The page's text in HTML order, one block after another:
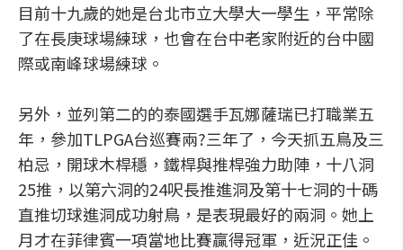
目前十九歲的她是台北市立大學大一學生，平常除
了在長庚球場練球，也會在台中老家附近的台中國
際或南峰球場練球。
另外，並列第二的的泰國選手瓦娜薩瑞已打職業五
年，參加TLPGA台巡賽兩?三年了，今天抓五鳥及三
柏忌，開球木桿穩，鐵桿與推桿強力助陣，十八洞
25推，以第六洞的24呎長推進洞及第十七洞的十碼
直推切球進洞成功射鳥，是表現最好的兩洞。她上
月才在菲律賓一項當地比賽贏得冠軍，近況正佳。